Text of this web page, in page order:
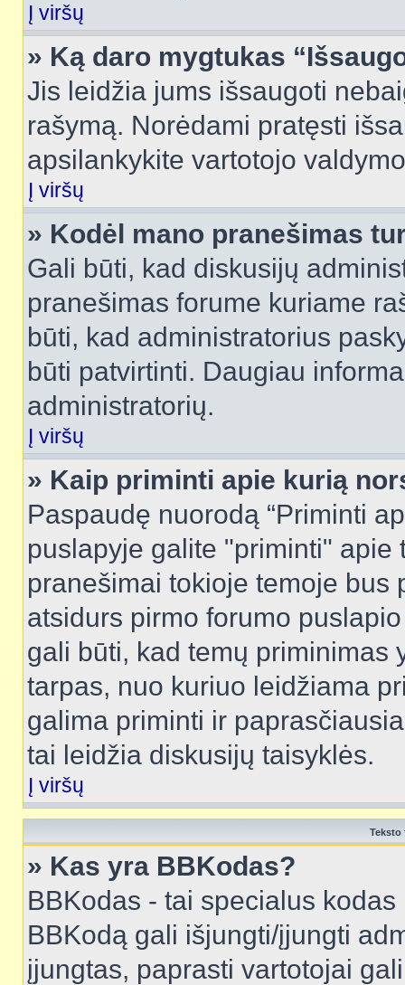
Į viršų
» Ką daro mygtukas
Jis leidžia jums išsaugoti
rašymą. Norėdami pratęsti
apsilankykite vartotojo
Į viršų
» Kodėl mano pranešimas
Gali būti, kad diskusijų
pranešimas forume kuriame
būti, kad administratorius
būti patvirtinti. Daugiau
administratorių.
Į viršų
» Kaip priminti apie kurią
Paspaudę nuorodą “Priminti
puslapyje galite "priminti"
pranešimai tokioje temoje bus
atsidurs pirmo forumo
gali būti, kad temų priminimas
tarpas, nuo kuriuo leidžiama
galima priminti ir
tai leidžia diskusijų taisyklės.
Į viršų
Teksto
» Kas yra BBKodas?
BBKodas - tai specialus
BBKodą gali išjungti/įjungti
įjungtas, paprasti vartotojai